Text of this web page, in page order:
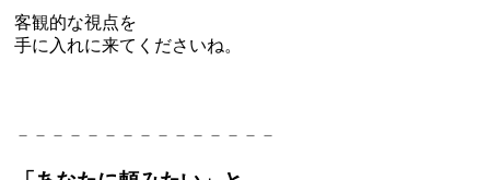
客観的な視点を
手に入れに来てくださいね。
－－－－－－－－－－－－－－－